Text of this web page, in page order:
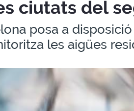
ciutats del
posa a
les aigües